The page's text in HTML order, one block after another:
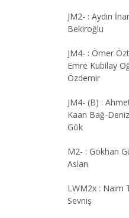
JM2- : Aydın
Bekiroğlu
JM4- : Ömer
Emre Kubilay
Özdemir
JM4- (B) :
Kaan Bağ-
Gök
M2- : Gökhan
Aslan
LWM2x : Naim
Sevniş